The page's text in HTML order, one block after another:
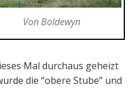
Von Boldewyn
Mal durchaus geheizt
die “obere Stube” und